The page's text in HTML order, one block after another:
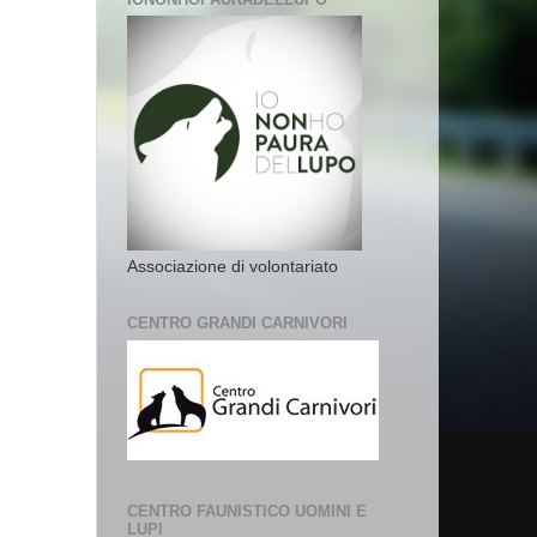
Associazione di volontariato
CENTRO GRANDI CARNIVORI
CENTRO FAUNISTICO UOMINI E
LUPI